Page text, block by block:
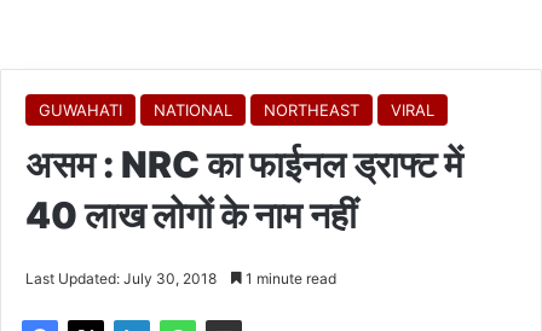
GUWAHATI NATIONAL NORTHEAST VIRAL
असम : NRC का फाईनल ड्राफ्ट में
40 लाख लोगों के नाम नहीं
Last Updated: July 30, 2018 1 minute read